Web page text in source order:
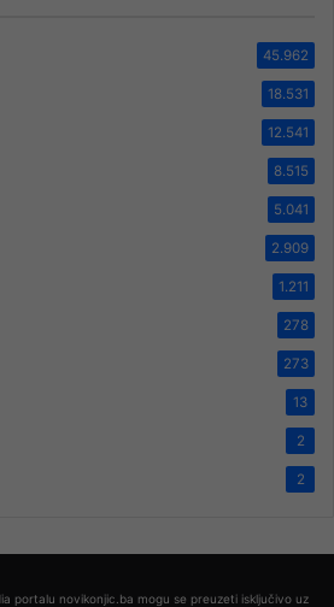
45.962
18.531
12.541
8.515
5.041
2.909
1.211
278
273
13
2
2
portalu novikonjic.ba mogu se preuzeti isključivo uz